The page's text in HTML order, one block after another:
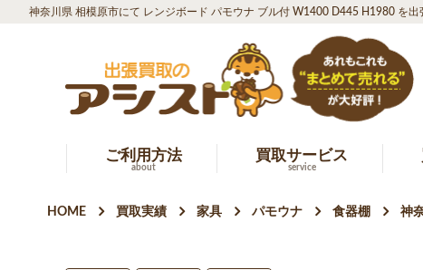
神奈川県 相模原市にて レンジボード パモウナ ブル付 W1400 D445 H1980 を出
ご利用方法
about
買取サービス
service
HOME 買取実績 家具 パモウナ 食器棚 神